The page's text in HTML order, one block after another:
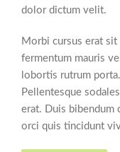
dolor dictum velit.
Morbi cursus erat
fermentum mauris
lobortis rutrum
Pellentesque
erat. Duis bibendum
orci quis tincidunt